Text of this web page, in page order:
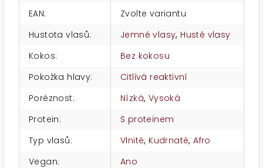
EAN:
Zvolte variantu
Hustota vlasů: Jemné vlasy, Husté vlasy
Kokos:
Bez kokosu
Pokožka hlavy:
Citlivá reaktivní
Poréznost: Nízká, Vysoká
Protein:
S proteinem
Typ vlasů: Vlnité, Kudrnaté,Afro
Vegan:
Ano